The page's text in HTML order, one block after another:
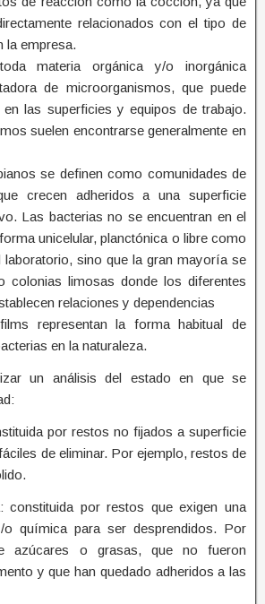
relacionados con el tipo de
la empresa.
materia orgánica y/o inorgánica
de microorganismos, que puede
en las superficies y equipos de trabajo.
suelen encontrarse generalmente en
se definen como comunidades de
crecen adheridos a una superficie
Las bacterias no se encuentran en el
unicelular, planctónica o libre como
laboratorio, sino que la gran mayoría se
colonias limosas donde los diferentes
relaciones y dependencias
representan la forma habitual de
en la naturaleza.
un análisis del estado en que se
por restos no fijados a superficie
de eliminar. Por ejemplo, restos de
constituida por restos que exigen una
o química para ser desprendidos. Por
azúcares o grasas, que no fueron
y que han quedado adheridos a las